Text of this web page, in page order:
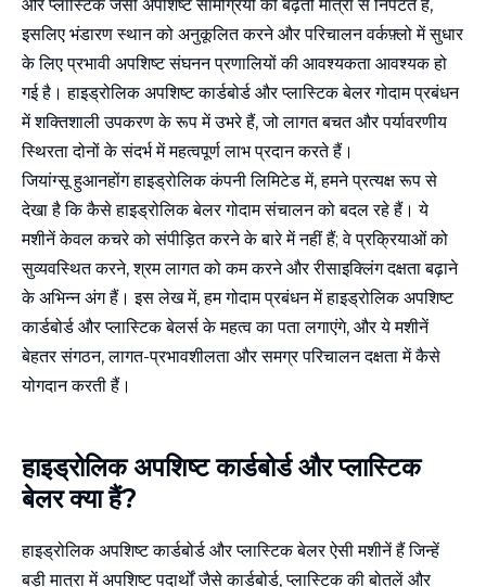
और प्लास्टिक जैसी अपशिष्ट सामग्रियों की बढ़ती मात्रा से निपटते हैं,
इसलिए भंडारण स्थान को अनुकूलित करने और परिचालन वर्कफ़्लो में सुधार
के लिए प्रभावी अपशिष्ट संघनन प्रणालियों की आवश्यकता आवश्यक हो
गई है। हाइड्रोलिक अपशिष्ट कार्डबोर्ड और प्लास्टिक बेलर गोदाम प्रबंधन
में शक्तिशाली उपकरण के रूप में उभरे हैं, जो लागत बचत और पर्यावरणीय
स्थिरता दोनों के संदर्भ में महत्वपूर्ण लाभ प्रदान करते हैं।
जियांग्सू हुआनहोंग हाइड्रोलिक कंपनी लिमिटेड में, हमने प्रत्यक्ष रूप से
देखा है कि कैसे हाइड्रोलिक बेलर गोदाम संचालन को बदल रहे हैं। ये
मशीनें केवल कचरे को संपीड़ित करने के बारे में नहीं हैं; वे प्रक्रियाओं को
सुव्यवस्थित करने, श्रम लागत को कम करने और रीसाइक्लिंग दक्षता बढ़ाने
के अभिन्न अंग हैं। इस लेख में, हम गोदाम प्रबंधन में हाइड्रोलिक अपशिष्ट
कार्डबोर्ड और प्लास्टिक बेलर्स के महत्व का पता लगाएंगे, और ये मशीनें
बेहतर संगठन, लागत-प्रभावशीलता और समग्र परिचालन दक्षता में कैसे
योगदान करती हैं।
हाइड्रोलिक अपशिष्ट कार्डबोर्ड और प्लास्टिक
बेलर क्या हैं?
हाइड्रोलिक अपशिष्ट कार्डबोर्ड और प्लास्टिक बेलर ऐसी मशीनें हैं जिन्हें
बड़ी मात्रा में अपशिष्ट पदार्थों जैसे कार्डबोर्ड, प्लास्टिक की बोतलें और